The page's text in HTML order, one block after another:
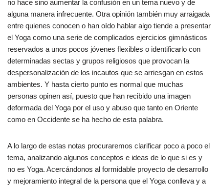
no hace sino aumentar la confusión en un tema nuevo y de
alguna manera infrecuente. Otra opinión también muy arraigada
entre quienes conocen o han oído hablar algo tiende a presentar
el Yoga como una serie de complicados ejercicios gimnásticos
reservados a unos pocos jóvenes flexibles o identificarlo con
determinadas sectas y grupos religiosos que provocan la
despersonalización de los incautos que se arriesgan en estos
ambientes. Y hasta cierto punto es normal que muchas
personas opinen así, puesto que han recibido una imagen
deformada del Yoga por el uso y abuso que tanto en Oriente
como en Occidente se ha hecho de esta palabra.
A lo largo de estas notas procuraremos clarificar poco a poco el
tema, analizando algunos conceptos e ideas de lo que si es y
no es Yoga. Acercándonos al formidable proyecto de desarrollo
y mejoramiento integral de la persona que el Yoga conlleva y a